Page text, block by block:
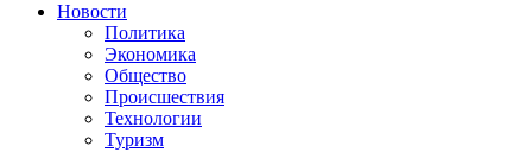
Новости
Политика
Экономика
Общество
Происшествия
Технологии
Туризм